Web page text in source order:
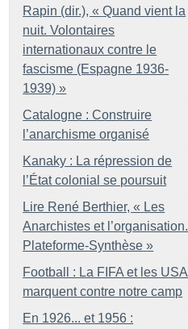
Rapin (dir.), « Quand vient la
nuit. Volontaires
internationaux contre le
fascisme (Espagne 1936-
1939) »
Catalogne : Construire
l’anarchisme organisé
Kanaky : La répression de
l’État colonial se poursuit
Lire René Berthier, « Les
Anarchistes et l’organisation.
Plateforme-Synthèse »
Football : La FIFA et les USA
marquent contre notre camp
En 1926... et 1956 :